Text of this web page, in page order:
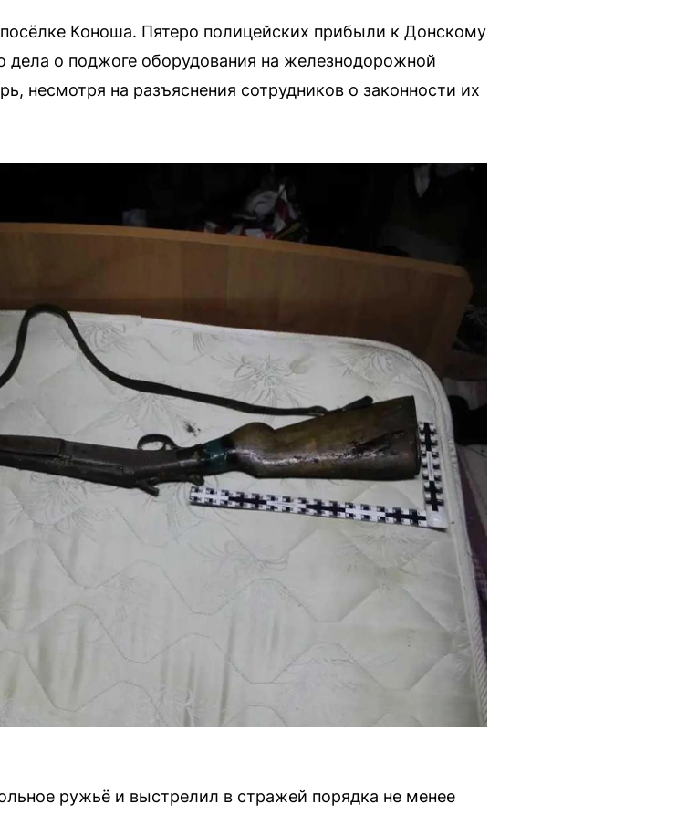
Коноша. Пятеро полицейских прибыли к Донскому
дела о поджоге оборудования на железнодорожной
несмотря на разъяснения сотрудников о законности их
ружьё и выстрелил в стражей порядка не менее